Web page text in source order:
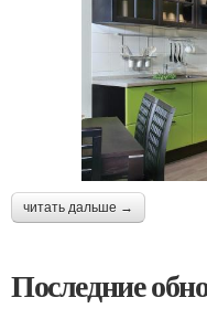
читать дальше →
Последние